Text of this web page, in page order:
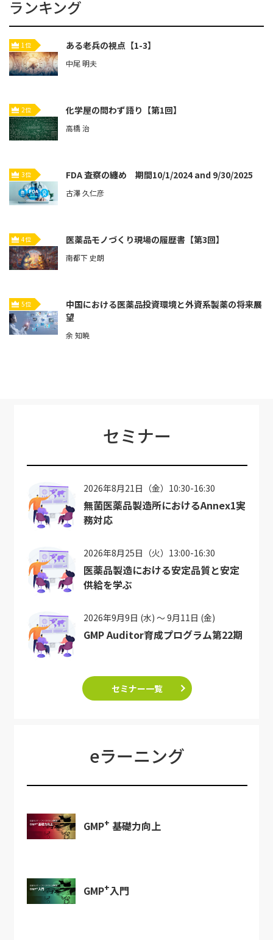
ランキング
1位 ある老兵の視点【1-3】
中尾 明夫
2位 化学屋の問わず語り【第1回】
高橋 治
3位 FDA 査察の纏め 期間10/1/2024 and 9/30/2025
古澤 久仁彦
4位 医薬品モノづくり現場の履歴書【第3回】
南都下 史朗
5位
中国における医薬品投資環境と外資系製薬の将来展
望
余 知暁
セミナー
2026年8月21日（金）10:30-16:30
無菌医薬品製造所におけるAnnex1実
務対応
2026年8月25日（火）13:00-16:30
医薬品製造における安定品質と安定
供給を学ぶ
2026年9月9日 (水) ～ 9月11日 (金)
GMP Auditor育成プログラム第22期
セミナー一覧
eラーニング
GMP+ 基礎力向上
GMP+入門